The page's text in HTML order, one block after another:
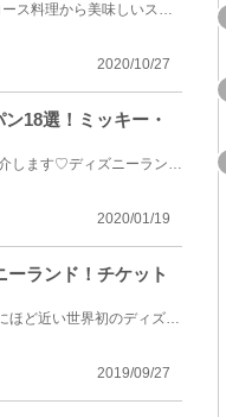
ディズニーホテルのクリスマス2020限定メニュー40選をまとめました！コース料理から美味しいスイーツま...
2020/10/27
18選！ミッキー・
ディズニーランドで買えるキャラクターモチーフなどのパンを18種類ご紹介します♡ディズニーランドにある...
2020/01/19
ーランド！チケット
過去に年パスを保持していた経験を持つ筆者が、アメリカ・ロサンゼルスにほど近い世界初のディズニーラ...
2019/09/27